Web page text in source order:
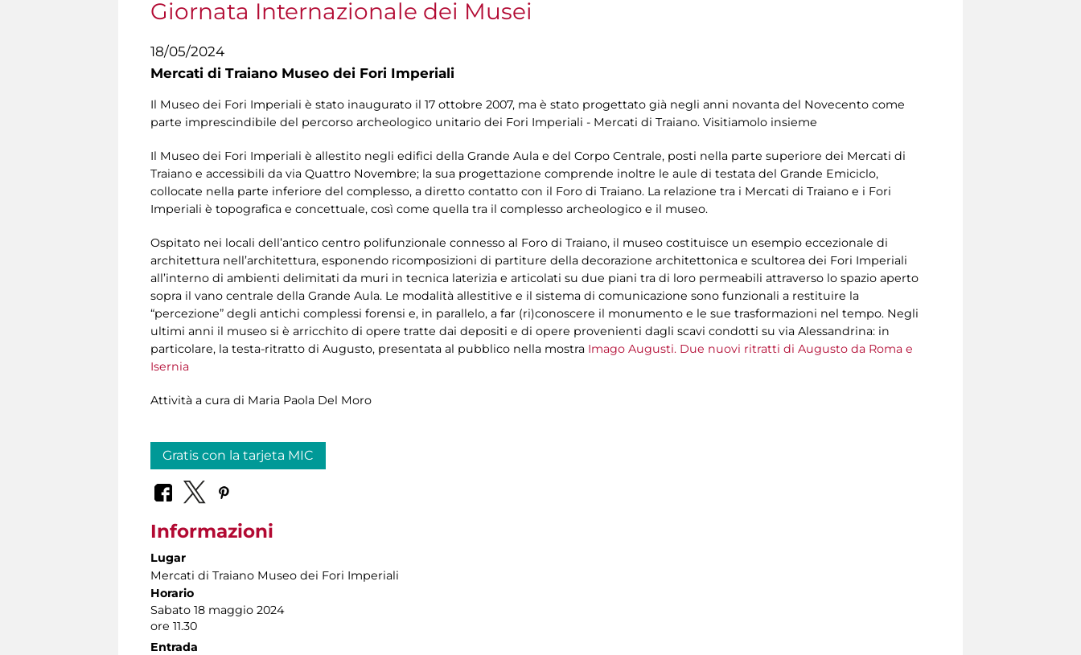
Giornata Internazionale dei Musei
18/05/2024
Mercati di Traiano Museo dei Fori Imperiali
Il Museo dei Fori Imperiali è stato inaugurato il 17 ottobre 2007, ma è stato progettato già negli anni novanta del Novecento come
parte imprescindibile del percorso archeologico unitario dei Fori Imperiali - Mercati di Traiano. Visitiamolo insieme
Il Museo dei Fori Imperiali è allestito negli edifici della Grande Aula e del Corpo Centrale, posti nella parte superiore dei Mercati di
Traiano e accessibili da via Quattro Novembre; la sua progettazione comprende inoltre le aule di testata del Grande Emiciclo,
collocate nella parte inferiore del complesso, a diretto contatto con il Foro di Traiano. La relazione tra i Mercati di Traiano e i Fori
Imperiali è topografica e concettuale, così come quella tra il complesso archeologico e il museo.
Ospitato nei locali dell’antico centro polifunzionale connesso al Foro di Traiano, il museo costituisce un esempio eccezionale di
architettura nell’architettura, esponendo ricomposizioni di partiture della decorazione architettonica e scultorea dei Fori Imperiali
all’interno di ambienti delimitati da muri in tecnica laterizia e articolati su due piani tra di loro permeabili attraverso lo spazio aperto
sopra il vano centrale della Grande Aula. Le modalità allestitive e il sistema di comunicazione sono funzionali a restituire la
“percezione” degli antichi complessi forensi e, in parallelo, a far (ri)conoscere il monumento e le sue trasformazioni nel tempo. Negli
ultimi anni il museo si è arricchito di opere tratte dai depositi e di opere provenienti dagli scavi condotti su via Alessandrina: in
particolare, la testa-ritratto di Augusto, presentata al pubblico nella mostra Imago Augusti. Due nuovi ritratti di Augusto da Roma e
Isernia
Attività a cura di Maria Paola Del Moro
Gratis con la tarjeta MIC
Informazioni
Lugar
Mercati di Traiano Museo dei Fori Imperiali
Horario
Sabato 18 maggio 2024
ore 11.30
Entrada